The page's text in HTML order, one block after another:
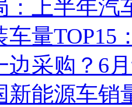
：上半年
车量TOP15
边采购？6
新能源车